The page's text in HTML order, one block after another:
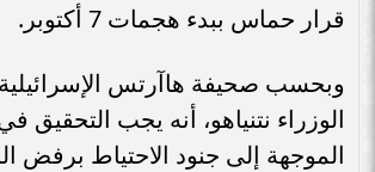
قرار حماس ببدء هجمات 7 أكتوبر.
وبحسب صحيفة هاآرتس
الوزراء نتنياهو، أنه يجب التحقيق
الموجهة إلى جنود الاحتياط برفض